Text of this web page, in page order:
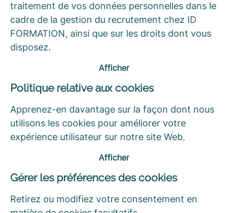
traitement de vos données personnelles dans le
cadre de la gestion du recrutement chez ID
FORMATION, ainsi que sur les droits dont vous
disposez.
Afficher
Politique relative aux cookies
Apprenez-en davantage sur la façon dont nous
utilisons les cookies pour améliorer votre
expérience utilisateur sur notre site Web.
Afficher
Gérer les préférences des cookies
Retirez ou modifiez votre consentement en